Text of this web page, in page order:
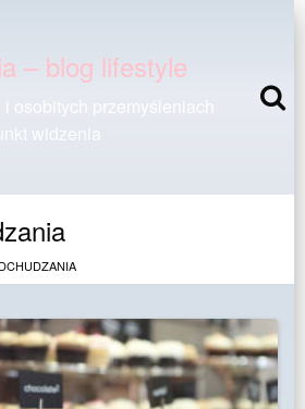
– blog lifestyle
widzenia